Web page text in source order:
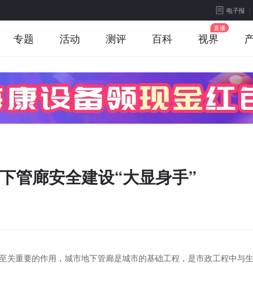
电子报
专题 活动 测评 百科 视界
管廊安全建设“大显身手”
关重要的作用，城市地下管廊是城市的基础工程，是市政工程中与生